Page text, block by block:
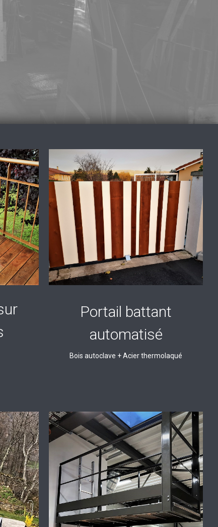
Portail battant
automatisé
Bois autoclave + Acier thermolaqué